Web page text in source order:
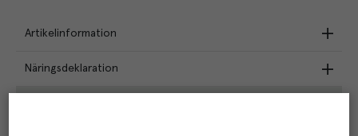
Artikelinformation
Näringsdeklaration